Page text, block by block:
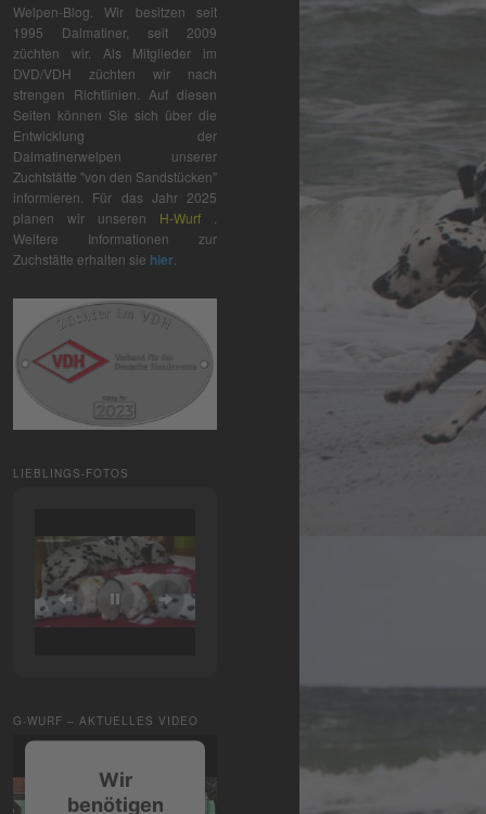
Welpen-Blog. Wir besitzen seit
1995 Dalmatiner, seit 2009
züchten wir. Als Mitglieder im
DVD/VDH züchten wir nach
strengen Richtlinien. Auf diesen
Seiten können Sie sich über die
Entwicklung der
Dalmatinerwelpen unserer
Zuchtstätte "von den Sandstücken"
informieren. Für das Jahr 2025
planen wir unseren H-Wurf
Weitere Informationen zur
Zuchstätte erhalten sie hier
LIEBLINGS-FOTOS
G-WURF – AKTUELLES VIDEO
Wir
benötigen